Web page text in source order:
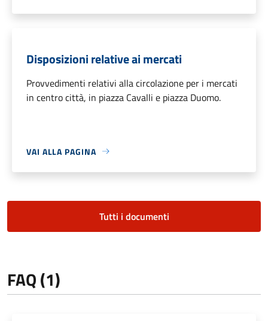
Disposizioni relative ai mercati
Provvedimenti relativi alla circolazione per i mercati
in centro città, in piazza Cavalli e piazza Duomo.
VAI ALLA PAGINA
Tutti i documenti
FAQ (1)